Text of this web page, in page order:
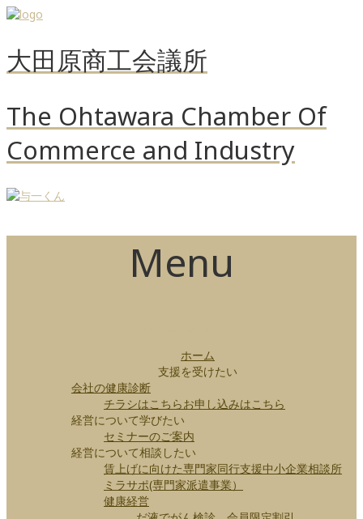
大田原商工会議所
The Ohtawara Chamber Of
Commerce and Industry
Menu
ホーム
支援を受けたい
会社の健康診断
チラシはこちらお申し込みはこちら
経営について学びたい
セミナーのご案内
経営について相談したい
賃上げに向けた専門家同行支援中小企業相談所
ミラサポ(専門家派遣事業）
健康経営